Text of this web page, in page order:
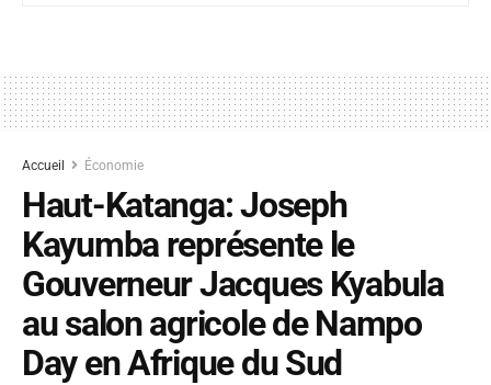
Accueil Économie
Haut-Katanga: Joseph
Kayumba représente le
Gouverneur Jacques Kyabula
au salon agricole de Nampo
Day en Afrique du Sud